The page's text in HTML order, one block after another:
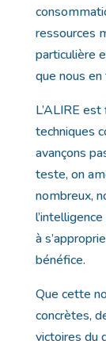
ressources
particulière
que nous en
L’ALIRE
techniques
avançons
teste, on
nombreux,
à
bénéfice.
Que cette
concrètes,
victoires du